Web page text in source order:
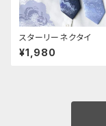
スターリーネクタイ
¥1,980